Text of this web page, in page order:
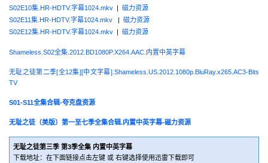
S02E10集.HR-HDTV.字幕1024.mkv | 磁力资源
S02E11集.HR-HDTV.字幕1024.mkv | 磁力资源
S02E12集.HR-HDTV.字幕1024.mkv | 磁力资源
Shameless.S02全集.2012.BD1080P.X264.AAC.内置中英字幕
无耻之徒第二季[全12集][中文字幕].Shameless.US.2012.1080p.BluRay.x265.AC3-Bits
TV
S01-S11全集合辑-夸克盘资源
无耻之徒（美版）第一至七季全集合辑.内置中英字幕-磁力资源
无耻之徒第三季 第3季全集 内置中英字幕
下载地址：在下面链接点击左键 或 右键选择使用迅雷下载即可